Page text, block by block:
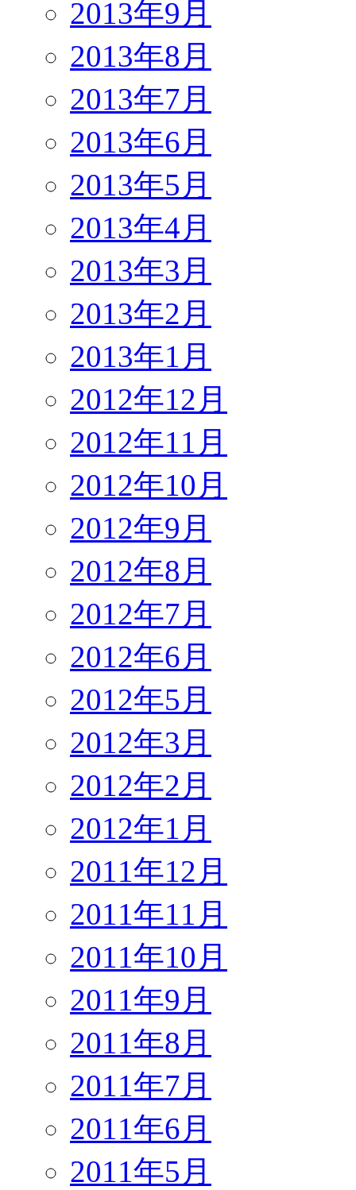
2013年9月
2013年8月
2013年7月
2013年6月
2013年5月
2013年4月
2013年3月
2013年2月
2013年1月
2012年12月
2012年11月
2012年10月
2012年9月
2012年8月
2012年7月
2012年6月
2012年5月
2012年3月
2012年2月
2012年1月
2011年12月
2011年11月
2011年10月
2011年9月
2011年8月
2011年7月
2011年6月
2011年5月